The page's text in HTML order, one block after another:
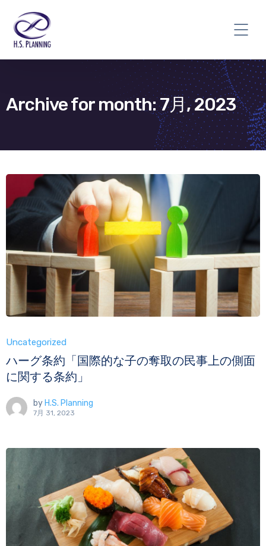
Archive for month: 7月, 2023
Uncategorized
ハーグ条約「国際的な子の奪取の民事上の側面
に関する条約」
by H.S. Planning
7月 31, 2023